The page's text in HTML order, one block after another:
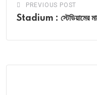
PREVIOUS POST
Stadium : স্টেডিয়ামের